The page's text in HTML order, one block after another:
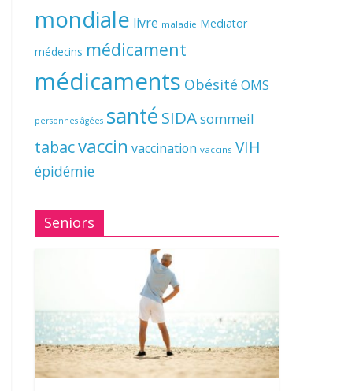
mondiale livre maladie Mediator
médecins médicament
médicaments Obésité OMS
personnes âgées santé SIDAsommeil
tabacvaccin vaccination vaccins VIH
épidémie
Seniors